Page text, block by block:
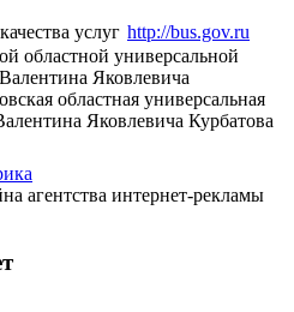
http://bus.gov.ru
областной универсальной
Яковлевича
областная универсальная
Яковлевича Курбатова
агентства интернет-рекламы